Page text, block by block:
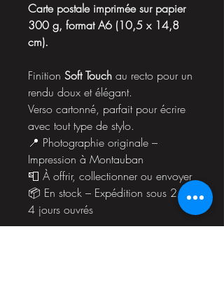
Carte postale imprimée sur papier
300 g, format A6 (10,5 x 14,8
cm).
Finition Soft Touch au recto pour un
rendu doux et élégant.
Verso cartonné, parfait pour écrire
avec tout type de stylo.
📍 Photographie originale –
Impression à Montauban
📮 À offrir, collectionner ou envoyer
📦 En stock – Expédition sous 2 à
4 jours ouvrés